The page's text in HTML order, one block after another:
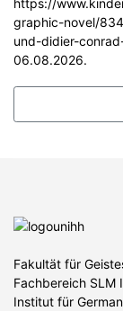
https://
graphic-novel/
und-didier-
06.08.2026.
Fakultät für
Fachbereich SLM I
Institut für